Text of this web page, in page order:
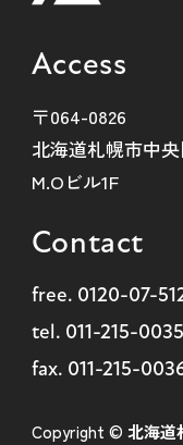
Access
〒064-0826
北海道札幌市中
M.Oビル1F
Contact
free. 0120-07-
tel. 011-215-0035
fax. 011-215-
Copyright © 北海道